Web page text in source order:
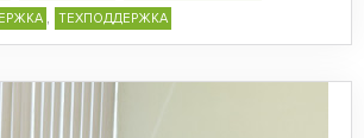
, ТЕХПОДДЕРЖКА